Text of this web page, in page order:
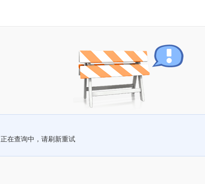
正在查询中，请刷新重试